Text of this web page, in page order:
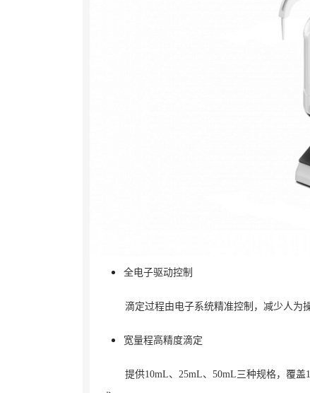
全电子驱动控制
滴定过程由电子系统精准控制，减少人为
宽量程高精度滴定
提供10mL、25mL、50mL三种规格，覆